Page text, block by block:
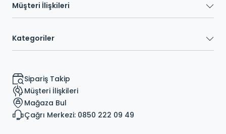
Müşteri İlişkileri
Kategoriler
Sipariş Takip
Müşteri İlişkileri
Mağaza Bul
Çağrı Merkezi: 0850 222 09 49